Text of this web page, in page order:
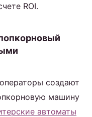
ROI.
создают
машину
автоматы